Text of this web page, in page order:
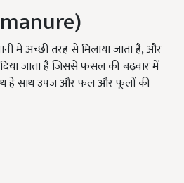
में अच्छी तरह से मिलाया जाता है, और
जाता है जिससे फसल की बढ़वार में
हे साथ उपज और फल और फूलों की